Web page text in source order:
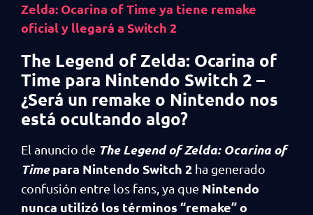
Zelda: Ocarina of Time ya tiene remake
oficial y llegará a Switch 2
The Legend of Zelda: Ocarina of
Time para Nintendo Switch 2 –
¿Será un remake o Nintendo nos
está ocultando algo?
El anuncio de The Legend of Zelda: Ocarina of
Timepara Nintendo Switch 2 ha generado
confusión entre los fans, ya que Nintendo
nunca utilizó los términos “remake” o